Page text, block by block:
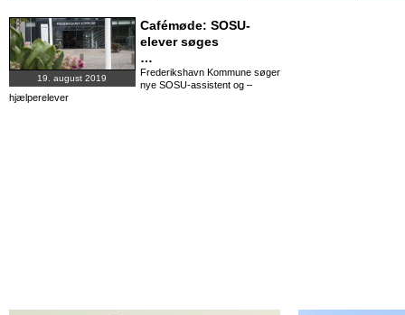
19. august 2019
Cafémøde: SOSU-
elever søges
…
Frederikshavn Kommune søger
nye SOSU-assistent og –
hjælperelever